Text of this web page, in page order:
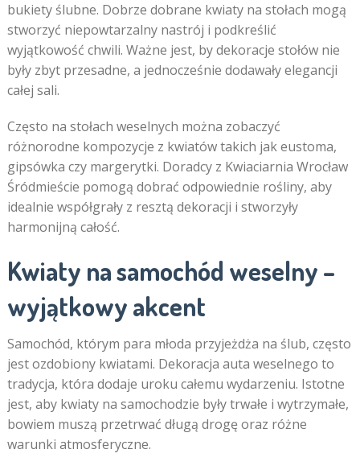
bukiety ślubne. Dobrze dobrane kwiaty na stołach mogą
stworzyć niepowtarzalny nastrój i podkreślić
wyjątkowość chwili. Ważne jest, by dekoracje stołów nie
były zbyt przesadne, a jednocześnie dodawały elegancji
całej sali.
Często na stołach weselnych można zobaczyć
różnorodne kompozycje z kwiatów takich jak eustoma,
gipsówka czy margerytki. Doradcy z Kwiaciarnia Wrocław
Śródmieście pomogą dobrać odpowiednie rośliny, aby
idealnie współgrały z resztą dekoracji i stworzyły
harmonijną całość.
Kwiaty na samochód weselny –
wyjątkowy akcent
Samochód, którym para młoda przyjeżdża na ślub, często
jest ozdobiony kwiatami. Dekoracja auta weselnego to
tradycja, która dodaje uroku całemu wydarzeniu. Istotne
jest, aby kwiaty na samochodzie były trwałe i wytrzymałe,
bowiem muszą przetrwać długą drogę oraz różne
warunki atmosferyczne.